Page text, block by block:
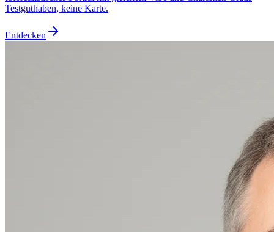
Testguthaben, keine Karte.
Entdecken